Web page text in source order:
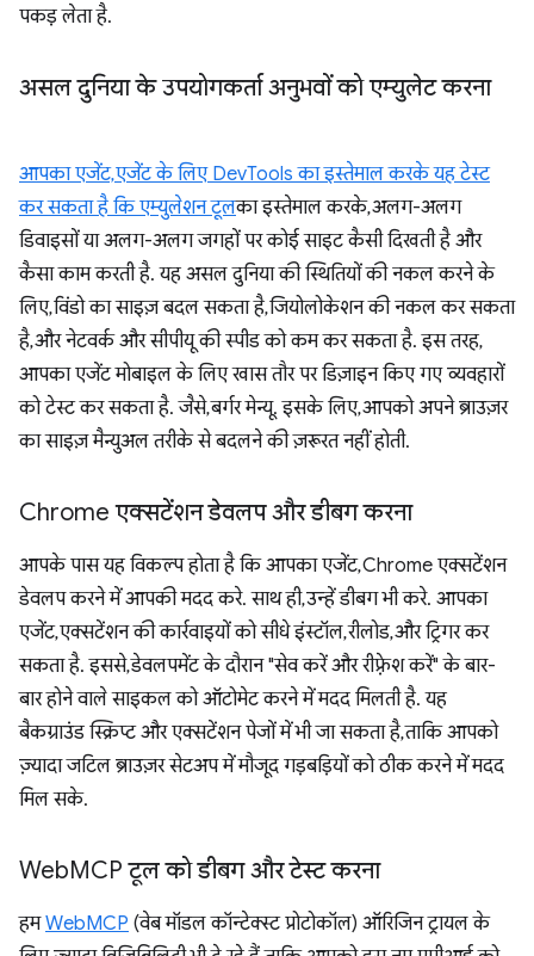
पकड़ लेता है.
असल दुनिया के उपयोगकर्ता अनुभवों को एम्युलेट करना
आपका एजेंट, एजेंट के लिए DevTools का इस्तेमाल करके यह टेस्ट
कर सकता है कि एम्युलेशन टूलका इस्तेमाल करके, अलग-अलग
डिवाइसों या अलग-अलग जगहों पर कोई साइट कैसी दिखती है और
कैसा काम करती है. यह असल दुनिया की स्थितियों की नकल करने के
लिए, विंडो का साइज़ बदल सकता है, जियोलोकेशन की नकल कर सकता
है, और नेटवर्क और सीपीयू की स्पीड को कम कर सकता है. इस तरह,
आपका एजेंट मोबाइल के लिए खास तौर पर डिज़ाइन किए गए व्यवहारों
को टेस्ट कर सकता है. जैसे, बर्गर मेन्यू. इसके लिए, आपको अपने ब्राउज़र
का साइज़ मैन्युअल तरीके से बदलने की ज़रूरत नहीं होती.
Chrome एक्सटेंशन डेवलप और डीबग करना
आपके पास यह विकल्प होता है कि आपका एजेंट, Chrome एक्सटेंशन
डेवलप करने में आपकी मदद करे. साथ ही, उन्हें डीबग भी करे. आपका
एजेंट, एक्सटेंशन की कार्रवाइयों को सीधे इंस्टॉल, रीलोड, और ट्रिगर कर
सकता है. इससे, डेवलपमेंट के दौरान "सेव करें और रीफ़्रेश करें" के बार-
बार होने वाले साइकल को ऑटोमेट करने में मदद मिलती है. यह
बैकग्राउंड स्क्रिप्ट और एक्सटेंशन पेजों में भी जा सकता है, ताकि आपको
ज़्यादा जटिल ब्राउज़र सेटअप में मौजूद गड़बड़ियों को ठीक करने में मदद
मिल सके.
WebMCP टूल को डीबग और टेस्ट करना
हमWebMCP (वेब मॉडल कॉन्टेक्स्ट प्रोटोकॉल) ऑरिजिन ट्रायल के